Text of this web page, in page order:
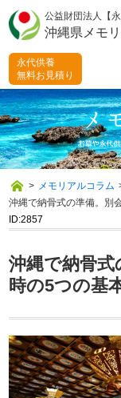
公益財団法人【
沖縄県メモ
永代供養
無料お見積り
> メモリアルコラム
沖縄で納骨式の準備。別
ID:2857
沖縄で納骨式
時の5つの基